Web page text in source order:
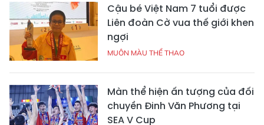
Cậu bé Việt Nam 7 tuổi được
Liên đoàn Cờ vua thế giới khen
ngợi
MUÔN MÀU THỂ THAO
Màn thể hiện ấn tượng của đối
chuyền Đinh Văn Phương tại
SEA V Cup